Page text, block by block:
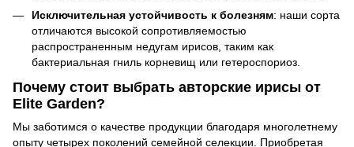
Исключительная устойчивость к болезням: наши сорта
отличаются высокой сопротивляемостью
распространенным недугам ирисов, таким как
бактериальная гниль корневищ или гетероспориоз.
Почему стоит выбрать авторские ирисы от
Elite Garden?
Мы заботимся о качестве продукции благодаря многолетнему
опыту четырех поколений семейной селекции. Приобретая